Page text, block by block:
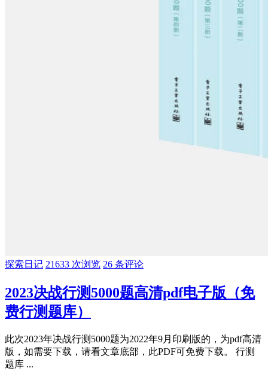
探索日记 21633 次浏览 26 条评论
2023决战行测5000题高清pdf电子版（免
费行测题库）
此次2023年决战行测5000题为2022年9月印刷版的，为pdf高清
版，如需要下载，请看文章底部，此PDF可免费下载。 行测
题库 ...